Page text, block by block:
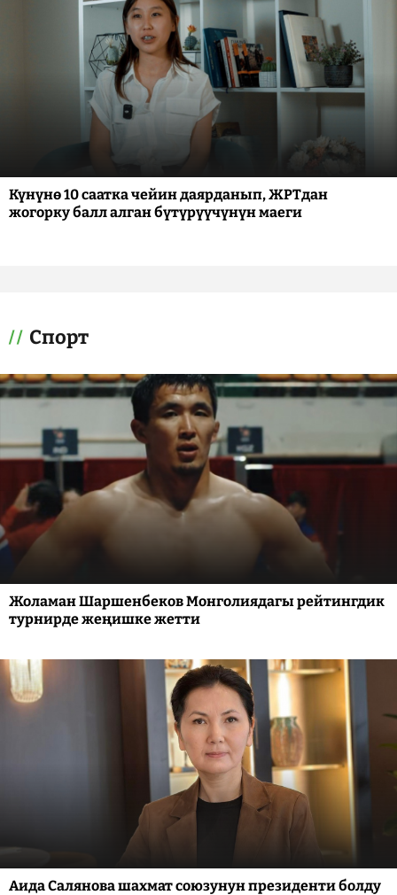
Күнүнө 10 саатка чейин даярданып, ЖРТдан
жогорку балл алган бүтүрүүчүнүн маеги
Спорт
Жоламан Шаршенбеков Монголиядагы рейтингдик
турнирде жеңишке жетти
Аида Салянова шахмат союзунун президенти болду